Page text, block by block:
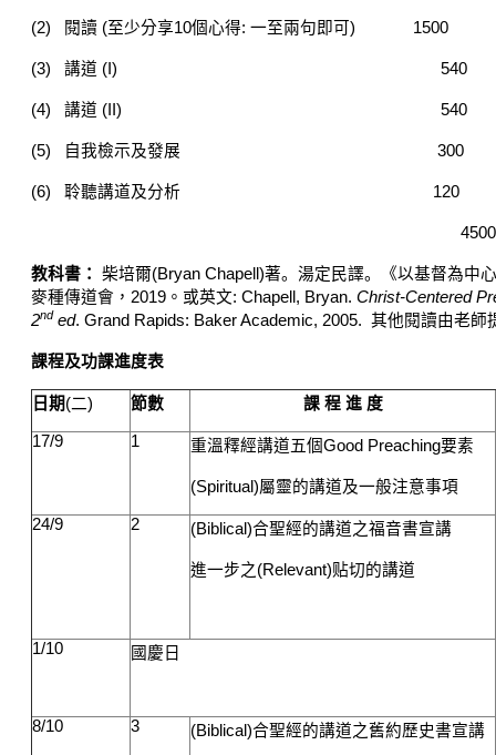
(2) 閱讀 (至少分享10個心得: 一至兩句即可) 1500
(3) 講道 (I) 540
(4) 講道 (II) 540
(5) 自我檢示及發展 300
(6) 聆聽講道及分析 120
4500
教科書： 柴培爾(Bryan Chapell)著。湯定民譯。
《以基督為中
麥種傳道會， 2019 。或英文: Chapell, Bryan. Christ-Centered
2nd ed. Grand Rapids: Baker Academic, 2005. 其他閱讀由老師
課程及功課進度表
日期(二) 節數 課 程 進 度
17/9 1 重溫釋經講道五個Good Preaching要素
(Spiritual)屬靈的講道及一般注意事項
24/9 2 (Biblical)合聖經的講道之福音書宣講
進一步之(Relevant)贴切的講道
1/10 國慶日
8/10 3 (Biblical)合聖經的講道之舊約歷史書宣講